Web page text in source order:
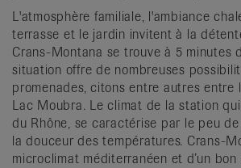
L'atmosphère familiale, l'ambiance
terrasse et le jardin invitent à la
Crans-Montana se trouve à 5 minutes
situation offre de nombreuses
promenades, citons entre autres entre
Lac Moubra. Le climat de la station
du Rhône, se caractérise par le peu
la douceur des températures. Crans-
microclimat méditerranéen et d’un bon